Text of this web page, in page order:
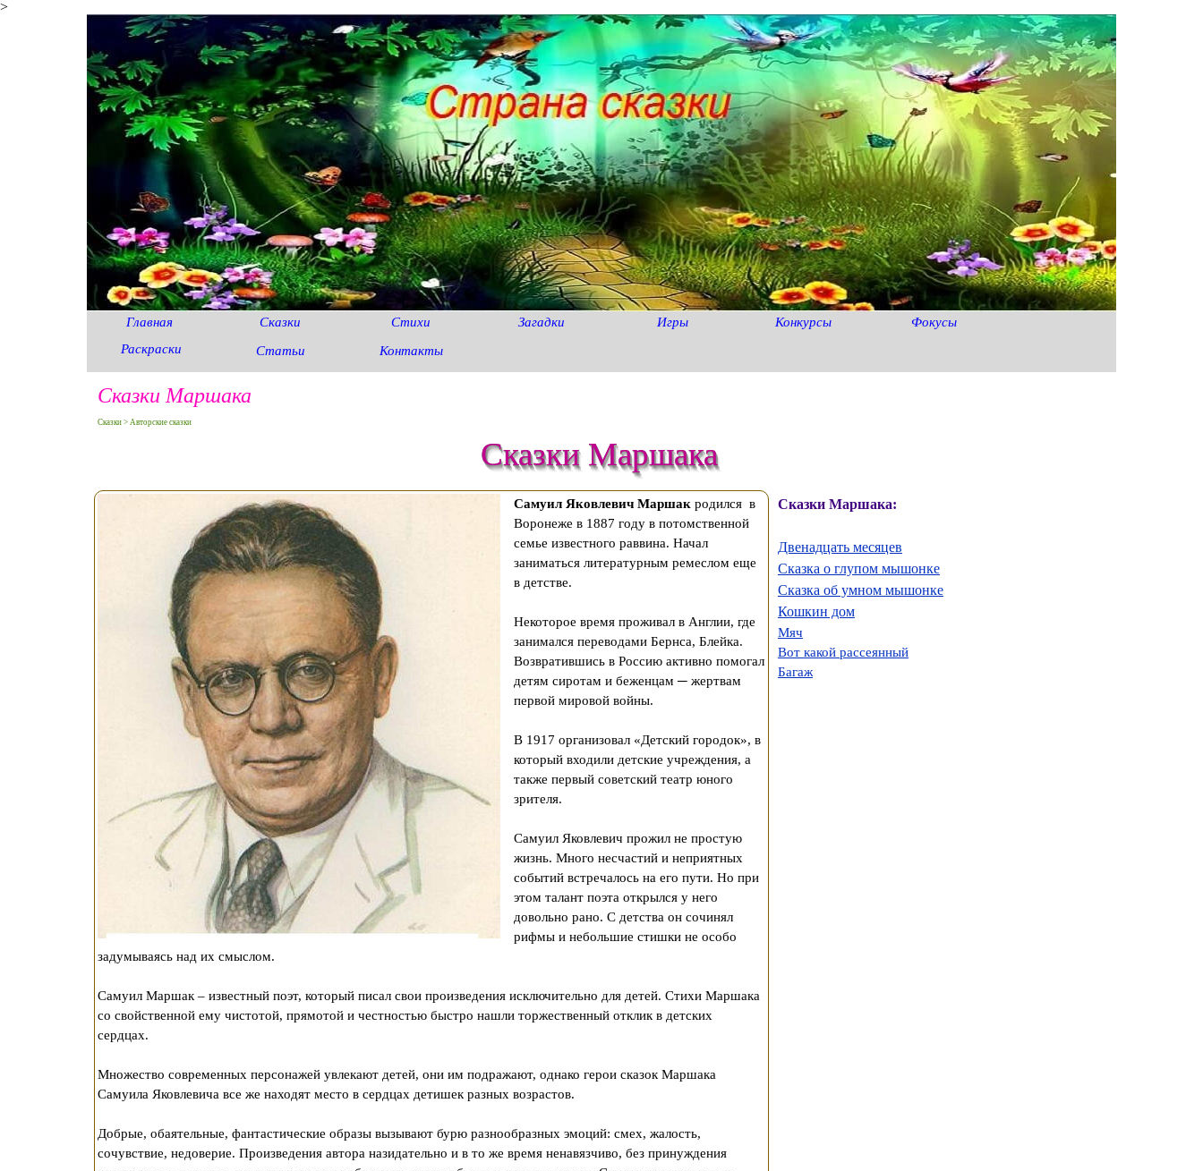
>
Главная Сказки Стихи Загадки Игры Конкурсы
Фокусы
Раскраски
Статьи Контакты
Сказки Маршака
Сказки > Авторские сказки
Сказки Маршака
Сказки Маршака:
Двенадцать месяцев
Сказка о глупом мышонке
Сказка об умном мышонке
Кошкин дом
Мяч
Вот какой рассеянный
Багаж
Самуил Яковлевич Маршак родился в
Воронеже в 1887 году в потомственной
семье известного раввина. Начал
заниматься литературным ремеслом еще
в детстве.
Некоторое время проживал в Англии, где
занимался переводами Бернса, Блейка.
Возвратившись в Россию активно помогал
детям сиротам и беженцам ─ жертвам
первой мировой войны.
В 1917 организовал «Детский городок», в
который входили детские учреждения, а
также первый советский театр юного
зрителя.
Самуил Яковлевич прожил не простую
жизнь. Много несчастий и неприятных
событий встречалось на его пути. Но при
этом талант поэта открылся у него
довольно рано. С детства он сочинял
рифмы и небольшие стишки не особо
задумываясь над их смыслом.
Самуил Маршак – известный поэт, который писал свои произведения исключительно для детей. Стихи Маршака
со свойственной ему чистотой, прямотой и честностью быстро нашли торжественный отклик в детских
сердцах.
Множество современных персонажей увлекают детей, они им подражают, однако герои сказок Маршака
Самуила Яковлевича все же находят место в сердцах детишек разных возрастов.
Добрые, обаятельные, фантастические образы вызывают бурю разнообразных эмоций: смех, жалость,
сочувствие, недоверие. Произведения автора назидательно и в то же время ненавязчиво, без принуждения